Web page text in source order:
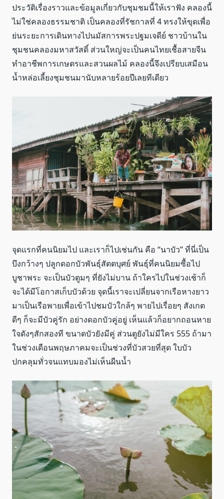
ประวัติเรื่องราวและข้อมูลเกี่ยวกับชุมชมนี้ให้เราฟัง คลองนี้
ไม่ใช่คลองธรรมชาติ เป็นคลองที่รัชกาลที่ 4 ทรงให้ขุดเพื่อ
ย่นระยะการเดินทางไปนมัสการพระปฐมเจดีย์ ชาวบ้านใน
ชุมชนคลองมหาสวัสดิ์ ส่วนใหญ่จะเป็นคนไทยเชื้อสายจีน
ทำอาชีพการเกษตรและสวนผลไม้ คลองนี้จึงเปรียบเสมือน
น้ำหล่อเลี้ยงชุมชนมานับหลายร้อยปีเลยทีเดียว
จุดแรกที่คนนิยมไป และเราก็ไปเช่นกัน คือ “นาบัว” ที่นี่เป็น
บึงกว้างๆ ปลูกดอกบัวพันธุ์สัตตบุศย์ พันธุ์ที่คนนิยมซื้อไป
บูชาพระ จะเป็นบัวตูมๆ ที่ยังไม่บาน ถ้าใครไปในช่วงเช้าก็
จะได้มีโอกาสเก็บบัวด้วย จุดนี้เราจะเปลี่ยนจากเรือหางยาว
มาเป็นเรือพายเพื่อเข้าไปชมบัวใกล้ๆ พายไปเรื่อยๆ สังเกต
ดีๆ ก็จะมีบัวคู่รัก อย่างดอกบัวคู่อยู่ เห็นแล้วก็อยากถอนหาย
ใจดังๆสักสองที ขนาดบัวยังมีคู่ ส่วนตูยังไม่มีใคร 555 ถ้ามา
ในช่วงเดือนพฤษภาคมจะเป็นช่วงที่บัวสวยที่สุด ใบบัว
ปกคลุมทั่วจนแทบมองไม่เห็นผืนน้ำ